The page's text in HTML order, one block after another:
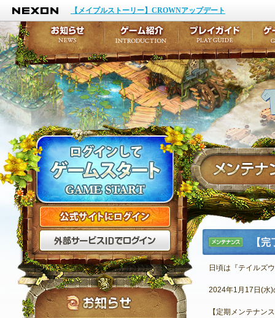
NEXON
【メイプルストーリー】CROWNアップデート
公式サイトにログイン
外部サービスIDでログ
メンテナ
ンス
【
日頃は『テイルズ
2024年1月17日(水)
【定期メンテナン
お知らせ
イベント
アップデート
メンテナンス
ゲーム紹介
キャラクター作成
テイルズ初級者講座
ここだけは知ってお